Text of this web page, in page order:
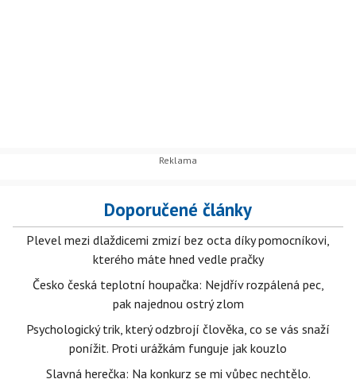
Doporučené články
Plevel mezi dlaždicemi zmizí bez octa díky pomocníkovi,
kterého máte hned vedle pračky
Česko česká teplotní houpačka: Nejdřív rozpálená pec,
pak najednou ostrý zlom
Psychologický trik, který odzbrojí člověka, co se vás snaží
ponížit. Proti urážkám funguje jak kouzlo
Slavná herečka: Na konkurz se mi vůbec nechtělo.